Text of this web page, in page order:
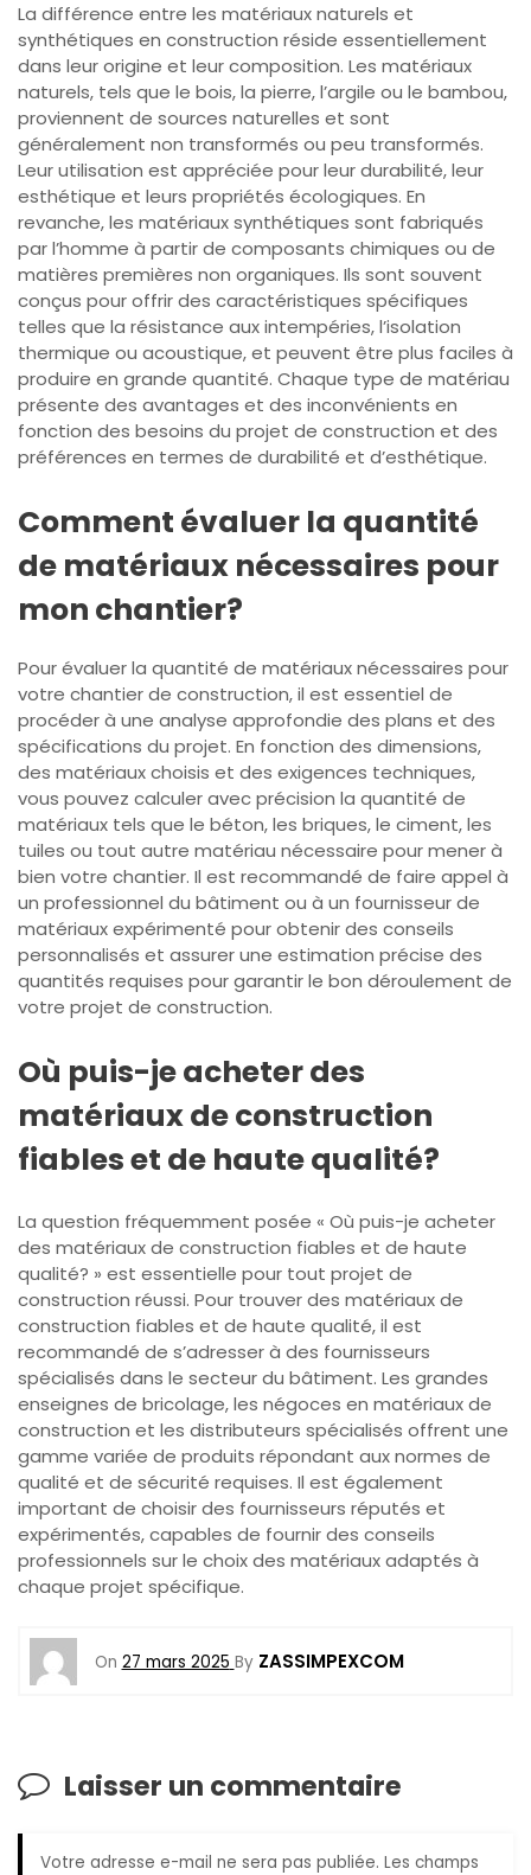
La différence entre les matériaux naturels et
synthétiques en construction réside essentiellement
dans leur origine et leur composition. Les matériaux
naturels, tels que le bois, la pierre, l’argile ou le bambou,
proviennent de sources naturelles et sont
généralement non transformés ou peu transformés.
Leur utilisation est appréciée pour leur durabilité, leur
esthétique et leurs propriétés écologiques. En
revanche, les matériaux synthétiques sont fabriqués
par l’homme à partir de composants chimiques ou de
matières premières non organiques. Ils sont souvent
conçus pour offrir des caractéristiques spécifiques
telles que la résistance aux intempéries, l’isolation
thermique ou acoustique, et peuvent être plus faciles à
produire en grande quantité. Chaque type de matériau
présente des avantages et des inconvénients en
fonction des besoins du projet de construction et des
préférences en termes de durabilité et d’esthétique.
Comment évaluer la quantité
de matériaux nécessaires pour
mon chantier?
Pour évaluer la quantité de matériaux nécessaires pour
votre chantier de construction, il est essentiel de
procéder à une analyse approfondie des plans et des
spécifications du projet. En fonction des dimensions,
des matériaux choisis et des exigences techniques,
vous pouvez calculer avec précision la quantité de
matériaux tels que le béton, les briques, le ciment, les
tuiles ou tout autre matériau nécessaire pour mener à
bien votre chantier. Il est recommandé de faire appel à
un professionnel du bâtiment ou à un fournisseur de
matériaux expérimenté pour obtenir des conseils
personnalisés et assurer une estimation précise des
quantités requises pour garantir le bon déroulement de
votre projet de construction.
Où puis-je acheter des
matériaux de construction
fiables et de haute qualité?
La question fréquemment posée « Où puis-je acheter
des matériaux de construction fiables et de haute
qualité? » est essentielle pour tout projet de
construction réussi. Pour trouver des matériaux de
construction fiables et de haute qualité, il est
recommandé de s’adresser à des fournisseurs
spécialisés dans le secteur du bâtiment. Les grandes
enseignes de bricolage, les négoces en matériaux de
construction et les distributeurs spécialisés offrent une
gamme variée de produits répondant aux normes de
qualité et de sécurité requises. Il est également
important de choisir des fournisseurs réputés et
expérimentés, capables de fournir des conseils
professionnels sur le choix des matériaux adaptés à
chaque projet spécifique.
On 27 mars 2025 By ZASSIMPEXCOM
Laisser un commentaire
Votre adresse e-mail ne sera pas publiée. Les champs